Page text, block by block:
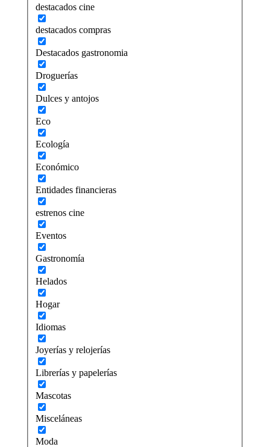
destacados cine
destacados compras
Destacados gastronomia
Droguerías
Dulces y antojos
Eco
Ecología
Económico
Entidades financieras
estrenos cine
Eventos
Gastronomía
Helados
Hogar
Idiomas
Joyerías y relojerías
Librerías y papelerías
Mascotas
Misceláneas
Moda